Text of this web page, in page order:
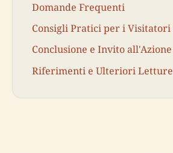
Domande Frequenti
Consigli Pratici per i Visitatori
Conclusione e Invito all'Azione
Riferimenti e Ulteriori Letture